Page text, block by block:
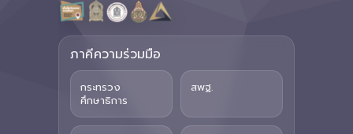
ภาคีความร่วมมือ
กระทรวง
ศึกษาธิการ
สพฐ.